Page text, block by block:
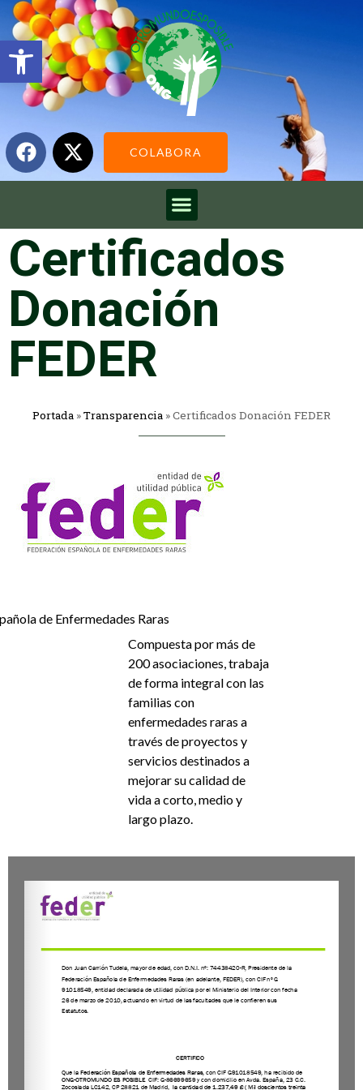
Abrir barra de herramientas
COLABORA
Certificados
Donación
FEDER
Portada »Transparencia »Certificados Donación FEDER
de Enfermedades Raras
Compuesta por más de
200 asociaciones, trabaja
de forma integral con las
familias con
enfermedades raras a
través de proyectos y
servicios destinados a
mejorar su calidad de
vida a corto, medio y
largo plazo.